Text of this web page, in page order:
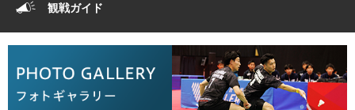
観戦ガイド